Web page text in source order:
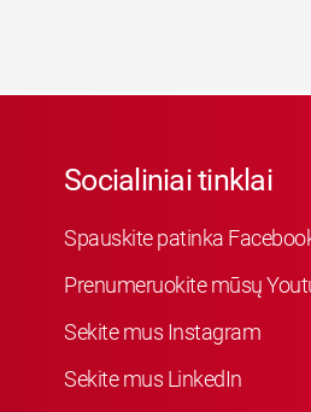
Socialiniai tinklai
Spauskite patinka
Prenumeruokite mūsų
Sekite mus Instagram
Sekite mus LinkedIn